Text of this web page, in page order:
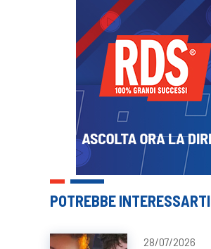
POTREBBE INTERESSARTI
28/07/2026